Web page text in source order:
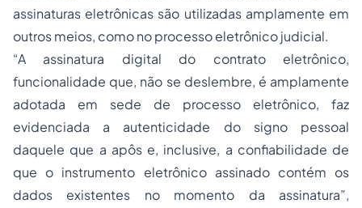
assinaturas eletrônicas são utilizadas amplamente em
outros meios, como no processo eletrônico judicial.
“A assinatura digital do contrato eletrônico,
funcionalidade que, não se deslembre, é amplamente
adotada em sede de processo eletrônico, faz
evidenciada a autenticidade do signo pessoal
daquele que a apôs e, inclusive, a confiabilidade de
que o instrumento eletrônico assinado contém os
dados existentes no momento da assinatura”,